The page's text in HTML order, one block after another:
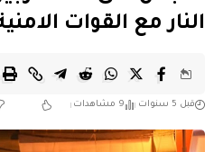
النار مع القوات
قبل 5 سنوات 9 مشاهدات